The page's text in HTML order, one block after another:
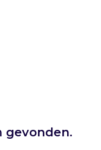
gevonden.